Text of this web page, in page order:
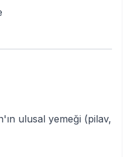
ulusal yemeği (pilav,